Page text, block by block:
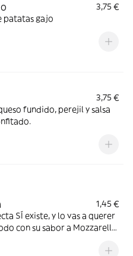
3,75 €
patatas gajo
3,75 €
fundido, perejil y salsa
1,45 €
SÍ existe, y lo vas a querer
con su sabor a Mozzarella